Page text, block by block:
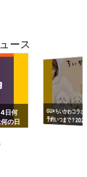
ース
4日何
の日
GU×ちいかわコラ
予約いつまで？
ーチやショルダー